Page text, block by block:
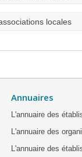
locales
Annuaires
L'annuaire des
L'annuaire des
L'annuaire des